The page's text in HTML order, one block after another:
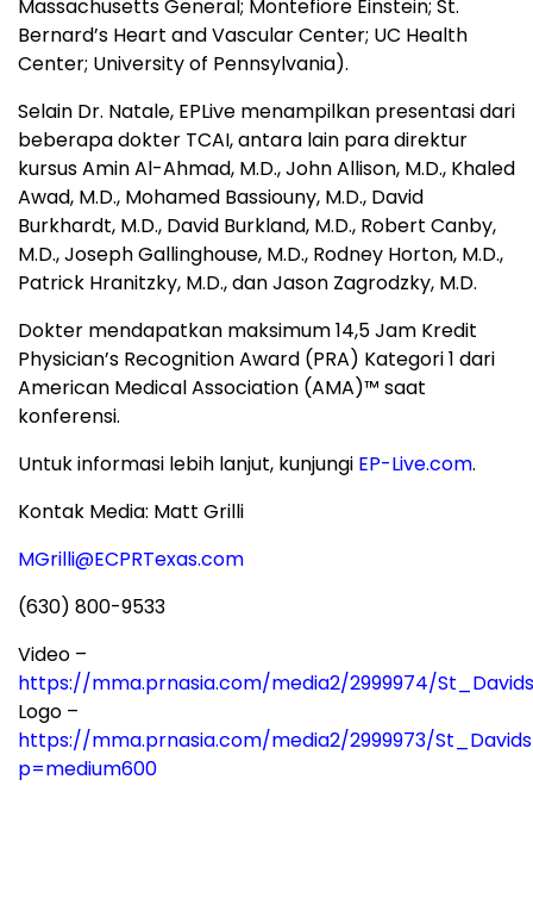
Massachusetts General; Montefiore Einstein; St.
Bernard’s Heart and Vascular Center; UC Health
Center; University of Pennsylvania).
Selain Dr. Natale, EPLive menampilkan presentasi dari
beberapa dokter TCAI, antara lain para direktur
kursus Amin Al-Ahmad, M.D., John Allison, M.D., Khaled
Awad, M.D., Mohamed Bassiouny, M.D., David
Burkhardt, M.D., David Burkland, M.D., Robert Canby,
M.D., Joseph Gallinghouse, M.D., Rodney Horton, M.D.,
Patrick Hranitzky, M.D., dan Jason Zagrodzky, M.D.
Dokter mendapatkan maksimum 14,5 Jam Kredit
Physician’s Recognition Award (PRA) Kategori 1 dari
American Medical Association (AMA)™ saat
konferensi.
Untuk informasi lebih lanjut, kunjungi EP-Live.com.
Kontak Media: Matt Grilli
MGrilli@ECPRTexas.com
(630) 800-9533
Video –
https://mma.prnasia.com/media2/2999974/
Logo –
https://mma.prnasia.com/media2/2999973/
p=medium600